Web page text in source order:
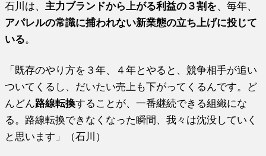
石川は、 主力ブランドから上がる利益の３割を、毎年、
アパレルの常識に捕われない新業態の立ち上げに投じて
いる。
「既存のやり方を３年、４年とやると、競争相手が追い
ついてくるし、だいたい売上も下がってくるんです。ど
んどん路線転換することが、一番継続できる組織にな
る。路線転換できなくなった瞬間、我々は沈没していく
と思います」（石川）